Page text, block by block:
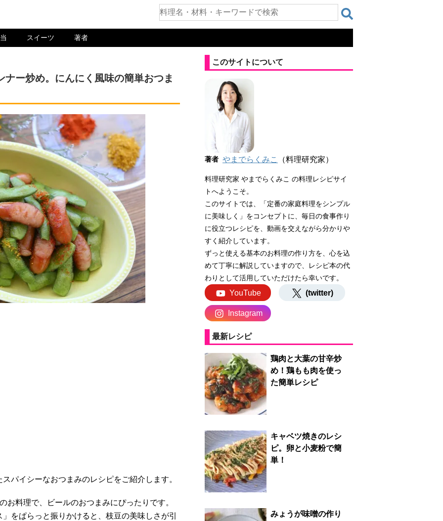
スイーツ 著者
ー炒め。にんにく風味の簡単おつま
パイシーなおつまみのレシピをご紹介します。
お料理で、ビールのおつまみにぴったりです。
をぱらっと振りかけると、枝豆の美味しさが引
このサイトについて
著者 やまでらくみこ （料理研究家）
料理研究家 やまでらくみこ の料理レシピサイ
トへようこそ。
このサイトでは、「定番の家庭料理をシンプル
に美味しく」をコンセプトに、毎日の食事作り
に役立つレシピを、動画を交えながら分かりや
すく紹介しています。
ずっと使える基本のお料理の作り方を、心を込
めて丁寧に解説していますので、レシピ本の代
わりとして活用していただけたら幸いです。
YouTube (twitter)
Instagram
最新レシピ
鶏肉と大葉の甘辛炒
め！鶏もも肉を使っ
た簡単レシピ
キャベツ焼きのレシ
ピ。卵と小麦粉で簡
単！
みょうが味噌の作り